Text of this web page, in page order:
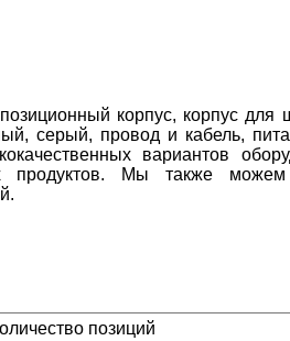
корпус, корпус для
серый, провод и кабель,
вариантов
продуктов. Мы также можем
позиций